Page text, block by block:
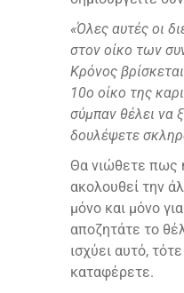
«Όλες αυτές οι
στον οίκο των
Κρόνος
10ο οίκο της
σύμπαν θέλει να
δουλέψετε
Θα νιώθετε πως
ακολουθεί την
μόνο και μόνο
αποζητάτε το
ισχύει αυτό,
καταφέρετε.